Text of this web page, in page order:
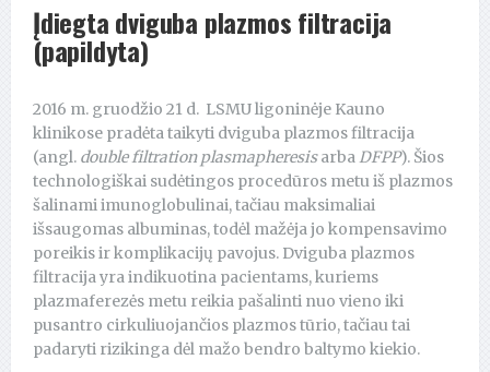
Įdiegta dviguba plazmos filtracija
(papildyta)
2016 m. gruodžio 21 d. LSMU ligoninėje Kauno
klinikose pradėta taikyti dviguba plazmos filtracija
(angl. double filtration plasmapheresisarbaDFPP). Šios
technologiškai sudėtingos procedūros metu iš plazmos
šalinami imunoglobulinai, tačiau maksimaliai
išsaugomas albuminas, todėl mažėja jo kompensavimo
poreikis ir komplikacijų pavojus. Dviguba plazmos
filtracija yra indikuotina pacientams, kuriems
plazmaferezės metu reikia pašalinti nuo vieno iki
pusantro cirkuliuojančios plazmos tūrio, tačiau tai
padaryti rizikinga dėl mažo bendro baltymo kiekio.